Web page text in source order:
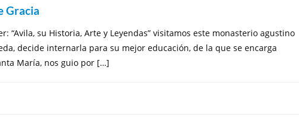
Gracia
su Historia, Arte y Leyendas” visitamos este monasterio agustino
decide internarla para su mejor educación, de la que se encarga
María, nos guio por […]